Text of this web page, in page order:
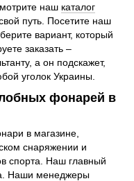
наш каталог
путь. Посетите наш
вариант, который
заказать –
а он подскажет,
уголок Украины.
фонарей в
в магазине,
снаряжении и
спорта. Наш главный
Наши менеджеры